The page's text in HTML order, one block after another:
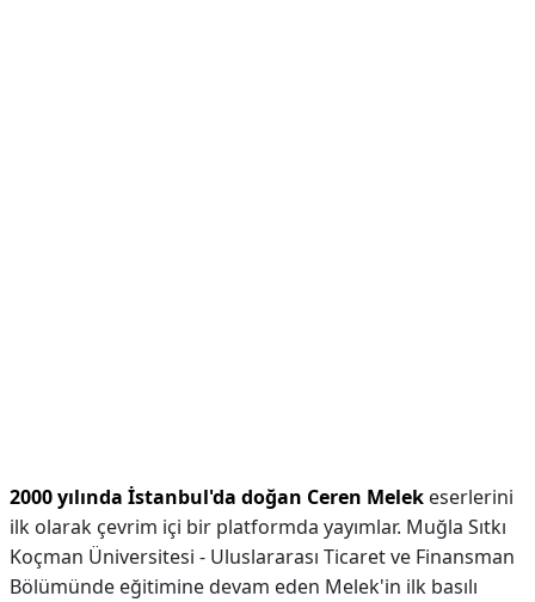
2000 yılında İstanbul'da doğan Ceren Melek eserlerini
ilk olarak çevrim içi bir platformda yayımlar. Muğla Sıtkı
Koçman Üniversitesi - Uluslararası Ticaret ve Finansman
Bölümünde eğitimine devam eden Melek'in ilk basılı